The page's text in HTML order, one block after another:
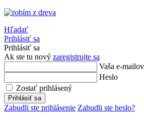
Hľadať
Prihlásiť sa
Prihlásiť sa
Ak ste tu nový zaregistrujte sa
Vaša e-
Heslo
Zostať prihlásený
Prihlásiť sa
Zabudli ste prihlásenie Zabudli ste heslo?